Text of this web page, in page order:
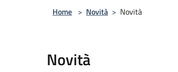
Home > Novità > Novità
Novità